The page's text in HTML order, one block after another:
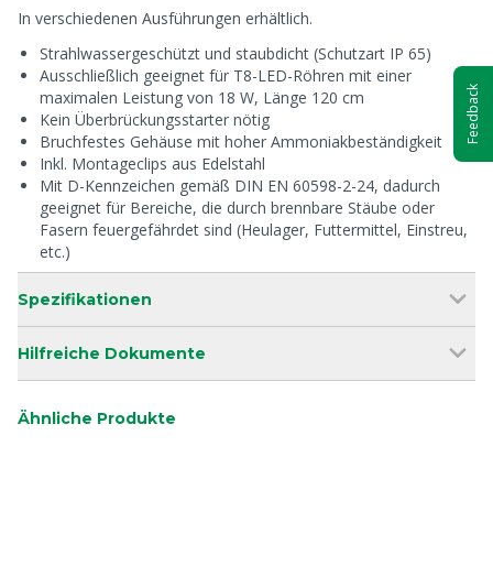
In verschiedenen Ausführungen erhältlich.
Strahlwassergeschützt und staubdicht (Schutzart IP 65)
Ausschließlich geeignet für T8-LED-Röhren mit einer
maximalen Leistung von 18 W, Länge 120 cm
Kein Überbrückungsstarter nötig
Bruchfestes Gehäuse mit hoher Ammoniakbeständigkeit
Inkl. Montageclips aus Edelstahl
Mit D-Kennzeichen gemäß DIN EN 60598-2-24, dadurch
geeignet für Bereiche, die durch brennbare Stäube oder
Fasern feuergefährdet sind (Heulager, Futtermittel, Einstreu,
etc.)
Spezifikationen
Hilfreiche Dokumente
Ähnliche Produkte
Feedback